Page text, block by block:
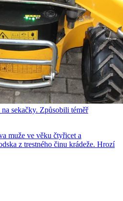
sekačky. Způsobili téměř
muže ve věku čtyřicet a
z trestného činu krádeže. Hrozí